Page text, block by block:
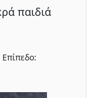
παιδιά
Επίπεδο: